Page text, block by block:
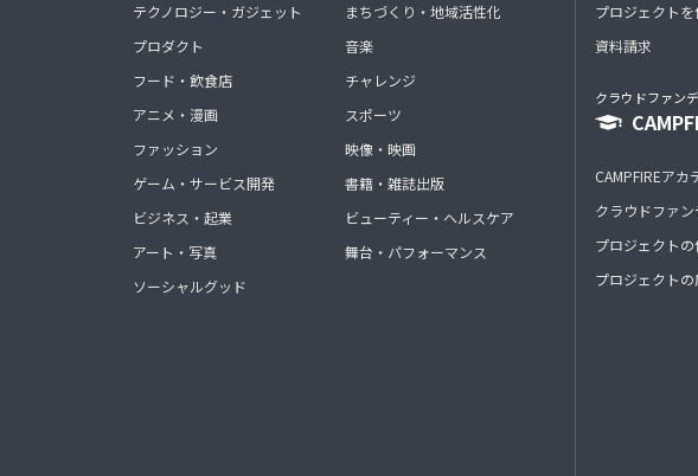
テクノロジー・ガジェット
プロダクト
フード・飲食店
アニメ・漫画
ファッション
ゲーム・サービス開発
ビジネス・起業
アート・写真
ソーシャルグッド
まちづくり・地域活性化
音楽
チャレンジ
スポーツ
映像・映画
書籍・雑誌出版
ビューティー・ヘルスケア
舞台・パフォーマンス
プロジェクトを
資料請求
クラウドファン
CAMPFIREアカ
クラウドファ
プロジェクト
プロジェクト